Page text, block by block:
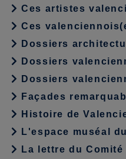
Ces artistes
Ces
Dossiers
Dossiers
Dossiers
Façades
Histoire de
L'espace muséal
La lettre du Comité